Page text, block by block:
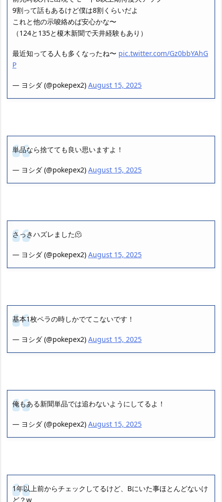
9割って話もあるけど僕は8割くらいだよ
これと他の示唆絡めば安心かな〜
（124と135と榎木新聞で天井経験もあり）
最近知ってる人も多くなったね〜 pic.twitter.com/Gz0bbYAhG
P
— ヨシダ (@pokepex2) August 15, 2025
単品なら捨てても良い思いますよ！
— ヨシダ (@pokepex2) August 15, 2025
さっきハズレました🫠
— ヨシダ (@pokepex2) August 15, 2025
基本1枚ペラの時しかでてこないです！
— ヨシダ (@pokepex2) August 15, 2025
俺もある新聞単品では追わないようにしてるよ！
— ヨシダ (@pokepex2) August 15, 2025
1年以上前からチェックしてるけど、Bにいた事ほとんどないけ
ど？w